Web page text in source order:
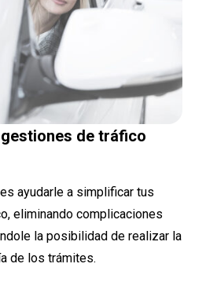
de tráfico
ayudarle a simplificar tus
eliminando complicaciones
la posibilidad de realizar la
de los trámites.